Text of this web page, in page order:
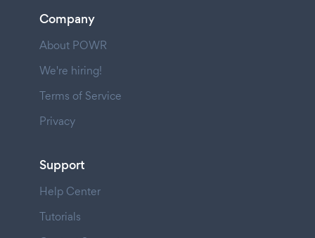
Company
About POWR
We're hiring!
Terms of Service
Privacy
Support
Help Center
Tutorials